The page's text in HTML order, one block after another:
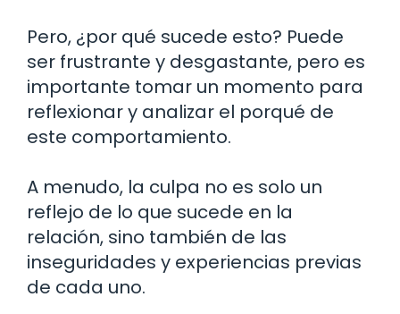
Pero, ¿por qué sucede esto? Puede
ser frustrante y desgastante, pero es
importante tomar un momento para
reflexionar y analizar el porqué de
este comportamiento.
A menudo, la culpa no es solo un
reflejo de lo que sucede en la
relación, sino también de las
inseguridades y experiencias previas
de cada uno.